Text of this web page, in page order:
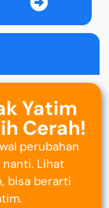
Yatim
Cerah!
perubahan
nanti. Lihat
bisa berarti